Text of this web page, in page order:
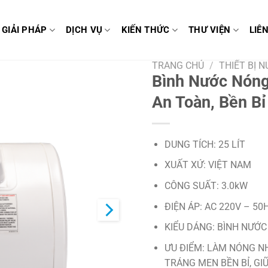
GIẢI PHÁP DỊCH VỤ KIẾN THỨC THƯ VIỆN
TRANG CHỦ / THIẾT BỊ
Bình Nước
An Toàn, Bền Bỉ
DUNG TÍCH: 25 LÍT
XUẤT XỨ: VIỆT NAM
CÔNG SUẤT: 3.0kW
ĐIỆN ÁP: AC 220V –
KIỂU DÁNG: BÌNH
ƯU ĐIỂM: LÀM NÓNG
TRÁNG MEN BỀN BỈ,